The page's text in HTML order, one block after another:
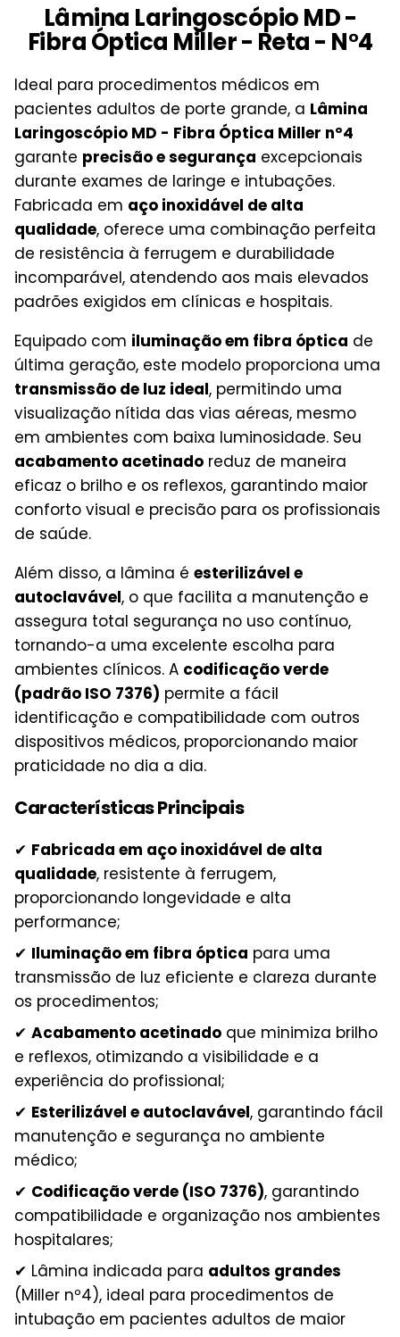
Lâmina Laringoscópio MD -
Fibra Óptica Miller - Reta - N°4
Ideal para procedimentos médicos em
pacientes adultos de porte grande, a Lâmina
Laringoscópio MD - Fibra Óptica Miller nº4
garante precisão e segurança excepcionais
durante exames de laringe e intubações.
Fabricada em aço inoxidável de alta
qualidade, oferece uma combinação perfeita
de resistência à ferrugem e durabilidade
incomparável, atendendo aos mais elevados
padrões exigidos em clínicas e hospitais.
Equipado com iluminação em fibra óptica de
última geração, este modelo proporciona uma
transmissão de luz ideal, permitindo uma
visualização nítida das vias aéreas, mesmo
em ambientes com baixa luminosidade. Seu
acabamento acetinado reduz de maneira
eficaz o brilho e os reflexos, garantindo maior
conforto visual e precisão para os profissionais
de saúde.
Além disso, a lâmina é esterilizável e
autoclavável, o que facilita a manutenção e
assegura total segurança no uso contínuo,
tornando-a uma excelente escolha para
ambientes clínicos. A codificação verde
(padrão ISO 7376) permite a fácil
identificação e compatibilidade com outros
dispositivos médicos, proporcionando maior
praticidade no dia a dia.
Características Principais
✔ Fabricada em aço inoxidável de alta
qualidade, resistente à ferrugem,
proporcionando longevidade e alta
performance;
✔ Iluminação em fibra óptica para uma
transmissão de luz eficiente e clareza durante
os procedimentos;
✔ Acabamento acetinado que minimiza brilho
e reflexos, otimizando a visibilidade e a
experiência do profissional;
✔ Esterilizável e autoclavável, garantindo fácil
manutenção e segurança no ambiente
médico;
✔ Codificação verde (ISO 7376), garantindo
compatibilidade e organização nos ambientes
hospitalares;
✔ Lâmina indicada para adultos grandes
(Miller nº4), ideal para procedimentos de
intubação em pacientes adultos de maior